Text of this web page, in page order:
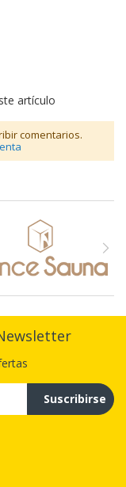
artículo
comentarios.
Suscribirse